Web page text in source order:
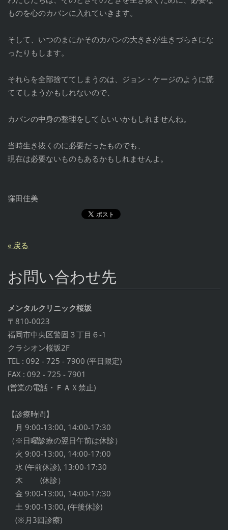
ものを心のカバンに入れていきます。
そして、いつのまにかそのカバンの大きさが生きづらさにな
ったりもします。
それらを全部捨ててしまうのは、ジョン・ケージのように慌
ててしまうかもしれないので、
カバンの中身の整理をしてもいいかもしれませんね。
当時生き抜くのに必要だったものでも、
現在は必要ないものもあるかもしれませんよ。
窪田佳美
« 戻る
お問い合わせ先
メンタルクリニック桜坂
〒810-0023
福岡市中央区警固３丁目６-1
クラシオン桜坂2F
TEL : 092 - 725 - 7900 (平日限定)
FAX : 092 - 725 - 7901
(営業の電話・ＦＡＸ禁止)
【診療時間】
月 9:00-13:00, 14:00-17:30
（※日曜診療の翌日午前は休診）
火 9:00-13:00, 14:00-17:00
水 (午前休診), 13:00-17:30
木 (休診）
金 9:00-13:00, 14:00-17:30
土 9:00-13:00, (午後休診)
(※月3回診療)